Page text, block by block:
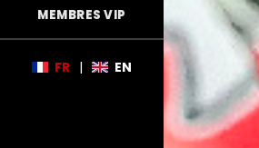
MEMBRES VIP
FR | EN